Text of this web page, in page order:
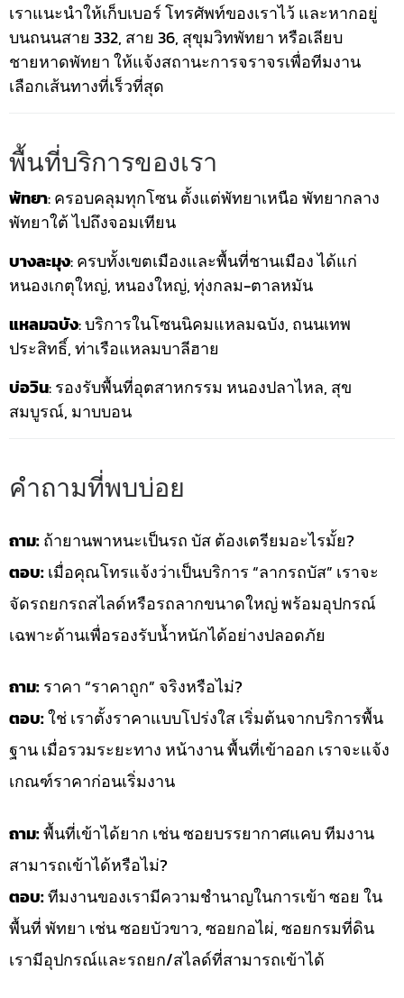
เราแนะนำให้เก็บเบอร์ โทรศัพท์ของเราไว้ และหากอยู่
บนถนนสาย 332, สาย 36, สุขุมวิทพัทยา หรือเลียบ
ชายหาดพัทยา ให้แจ้งสถานะการจราจรเพื่อทีมงาน
เลือกเส้นทางที่เร็วที่สุด
พื้นที่บริการของเรา
พัทยา: ครอบคลุมทุกโซน ตั้งแต่พัทยาเหนือ พัทยากลาง
พัทยาใต้ ไปถึงจอมเทียน
บางละมุง: ครบทั้งเขตเมืองและพื้นที่ชานเมือง ได้แก่
หนองเกตุใหญ่, หนองใหญ่, ทุ่งกลม-ตาลหมัน
แหลมฉบัง: บริการในโซนนิคมแหลมฉบัง, ถนนเทพ
ประสิทธิ์, ท่าเรือแหลมบาลีฮาย
บ่อวิน: รองรับพื้นที่อุตสาหกรรม หนองปลาไหล, สุข
สมบูรณ์, มาบบอน
คำถามที่พบบ่อย
ถาม:ถ้ายานพาหนะเป็นรถ บัส ต้องเตรียมอะไรมั้ย?
ตอบ:เมื่อคุณโทรแจ้งว่าเป็นบริการ “ลากรถบัส” เราจะ
จัดรถยกรถสไลด์หรือรถลากขนาดใหญ่ พร้อมอุปกรณ์
เฉพาะด้านเพื่อรองรับน้ำหนักได้อย่างปลอดภัย
ถาม:ราคา “ราคาถูก” จริงหรือไม่?
ตอบ:ใช่ เราตั้งราคาแบบโปร่งใส เริ่มต้นจากบริการพื้น
ฐาน เมื่อรวมระยะทาง หน้างาน พื้นที่เข้าออก เราจะแจ้ง
เกณฑ์ราคาก่อนเริ่มงาน
ถาม:พื้นที่เข้าได้ยาก เช่น ซอยบรรยากาศแคบ ทีมงาน
สามารถเข้าได้หรือไม่?
ตอบ:ทีมงานของเรามีความชำนาญในการเข้า ซอย ใน
พื้นที่ พัทยา เช่น ซอยบัวขาว, ซอยกอไผ่, ซอยกรมที่ดิน
เรามีอุปกรณ์และรถยก/สไลด์ที่สามารถเข้าได้